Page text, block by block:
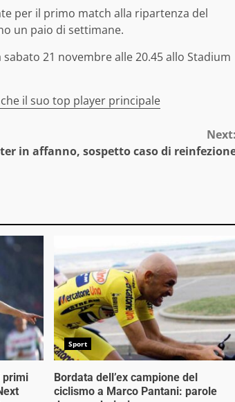
per il primo match alla ripartenza del
un paio di settimane.
21 novembre alle 20.45 allo Stadium
il suo top player principale
in affanno, sospetto caso di
primi
Sport
Bordata dell’ex campione del
ciclismo a Marco Pantani: parole